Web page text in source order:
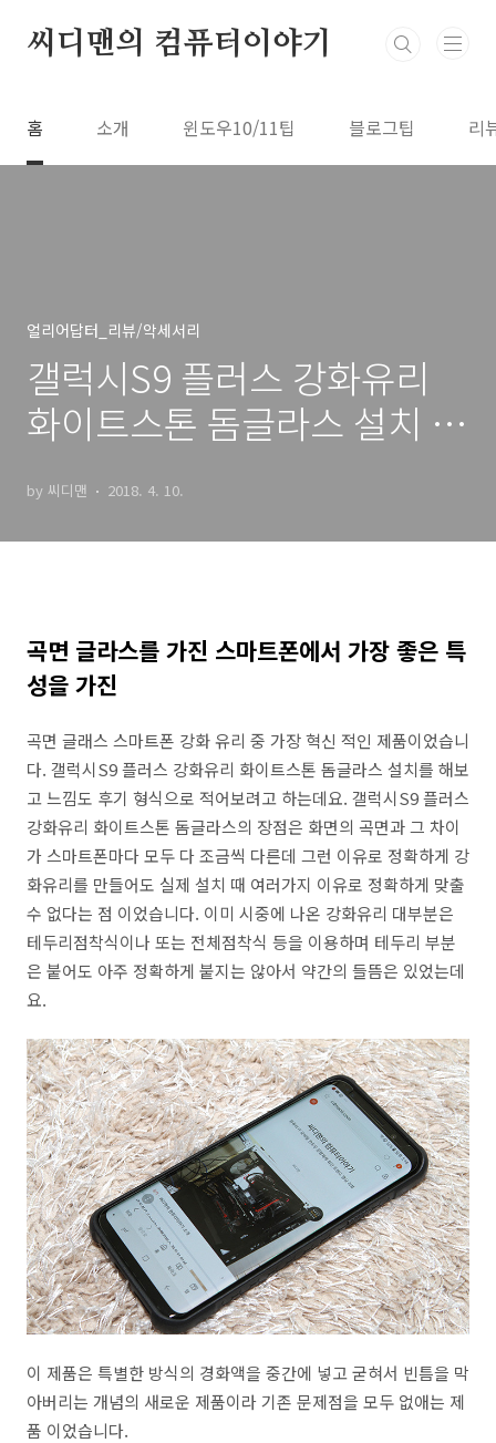
씨디맨의 컴퓨터이야기
홈 소개 윈도우10/11팁 블로그팁 리
얼리어답터_리뷰/악세서리
갤럭시S9 플러스 강화유리
화이트스톤 돔글라스 설치 및
by 씨디맨 2018. 4. 10.
곡면 글라스를 가진 스마트폰에서 가장 좋은 특
성을 가진
곡면 글래스 스마트폰 강화 유리 중 가장 혁신 적인 제품이었습니
다. 갤럭시S9 플러스 강화유리 화이트스톤 돔글라스 설치를 해보
고 느낌도 후기 형식으로 적어보려고 하는데요. 갤럭시S9 플러스
강화유리 화이트스톤 돔글라스의 장점은 화면의 곡면과 그 차이
가 스마트폰마다 모두 다 조금씩 다른데 그런 이유로 정확하게 강
화유리를 만들어도 실제 설치 때 여러가지 이유로 정확하게 맞출
수 없다는 점 이었습니다. 이미 시중에 나온 강화유리 대부분은
테두리점착식이나 또는 전체점착식 등을 이용하며 테두리 부분
은 붙어도 아주 정확하게 붙지는 않아서 약간의 들뜸은 있었는데
요.
이 제품은 특별한 방식의 경화액을 중간에 넣고 굳혀서 빈틈을 막
아버리는 개념의 새로운 제품이라 기존 문제점을 모두 없애는 제
품 이었습니다.